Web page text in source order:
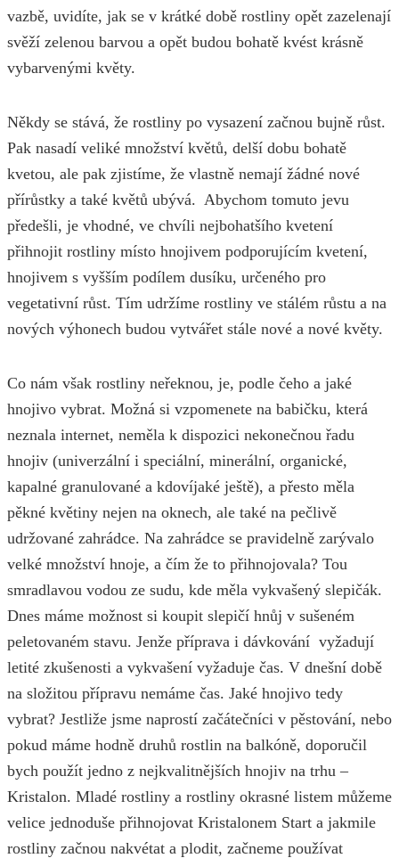
vazbě, uvidíte, jak se v krátké době rostliny opět zazelenají
svěží zelenou barvou a opět budou bohatě kvést krásně
vybarvenými květy.
Někdy se stává, že rostliny po vysazení začnou bujně růst.
Pak nasadí veliké množství květů, delší dobu bohatě
kvetou, ale pak zjistíme, že vlastně nemají žádné nové
přírůstky a také květů ubývá. Abychom tomuto jevu
předešli, je vhodné, ve chvíli nejbohatšího kvetení
přihnojit rostliny místo hnojivem podporujícím kvetení,
hnojivem s vyšším podílem dusíku, určeného pro
vegetativní růst. Tím udržíme rostliny ve stálém růstu a na
nových výhonech budou vytvářet stále nové a nové květy.
Co nám však rostliny neřeknou, je, podle čeho a jaké
hnojivo vybrat. Možná si vzpomenete na babičku, která
neznala internet, neměla k dispozici nekonečnou řadu
hnojiv (univerzální i speciální, minerální, organické,
kapalné granulované a kdovíjaké ještě), a přesto měla
pěkné květiny nejen na oknech, ale také na pečlivě
udržované zahrádce. Na zahrádce se pravidelně zarývalo
velké množství hnoje, a čím že to přihnojovala? Tou
smradlavou vodou ze sudu, kde měla vykvašený slepičák.
Dnes máme možnost si koupit slepičí hnůj v sušeném
peletovaném stavu. Jenže příprava i dávkování vyžadují
letité zkušenosti a vykvašení vyžaduje čas. V dnešní době
na složitou přípravu nemáme čas. Jaké hnojivo tedy
vybrat? Jestliže jsme naprostí začátečníci v pěstování, nebo
pokud máme hodně druhů rostlin na balkóně, doporučil
bych použít jedno z nejkvalitnějších hnojiv na trhu –
Kristalon. Mladé rostliny a rostliny okrasné listem můžeme
velice jednoduše přihnojovat Kristalonem Start a jakmile
rostliny začnou nakvétat a plodit, začneme používat